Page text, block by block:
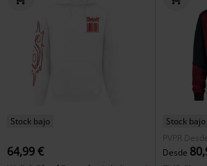
Stock bajo
64,99 €
Stock bajo
PVPR
Desde